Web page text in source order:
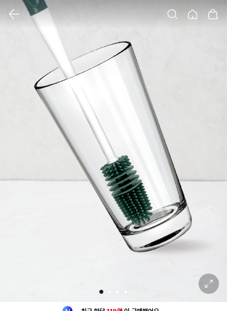
클릭 시 이미지 확대 보기 팝업 열림
1 2 3 4
확대 보기